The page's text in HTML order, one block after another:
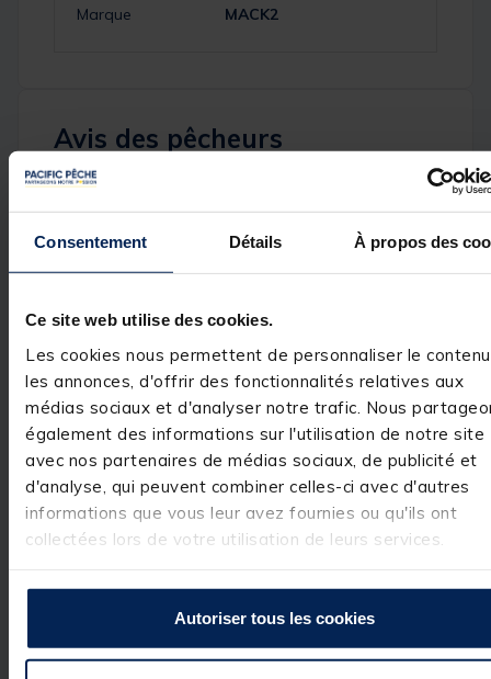
Consentement Détails À propos des
Ce site web utilise des cookies.
Les cookies nous permettent de personnaliser le
les annonces, d'offrir des fonctionnalités relatives aux
médias sociaux et d'analyser notre trafic. Nous
également des informations sur l'utilisation de notre site
avec nos partenaires de médias sociaux, de publicité et
d'analyse, qui peuvent combiner celles-ci avec d'autres
informations que vous leur avez fournies ou qu'ils ont
collectées lors de votre utilisation de leurs services.
Autoriser tous les cookies
Marque MACK2
Avis des pêcheurs
contrôle
5étoiles
7
4 étoiles
4
3étoiles
0
2étoiles
0
1
étoile
Avis vérifié
produit très bien bon
qualité prix je suis très
Utile (1) Signaler
Réponse de
pacificpeche.com
Bonjour,
Merci beaucoup
pour votre
d'apprendre
vous êtes
achat et que